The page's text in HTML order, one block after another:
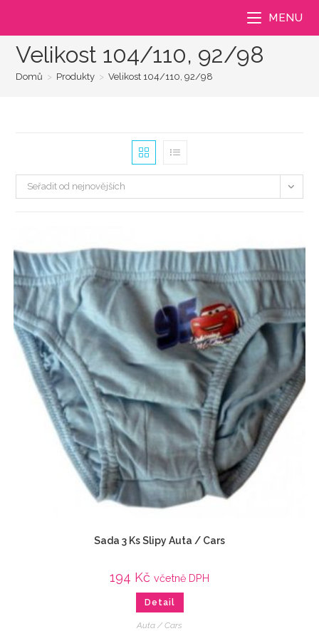
MENU
Velikost 104/110, 92/98
Domů > Produkty > Velikost 104/110, 92/98
Seřadit od nejnovějších
Sada 3 Ks Slipy Auta / Cars
194 Kč včetně DPH
Detail
Auta / Cars